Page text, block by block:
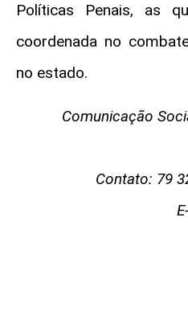
Políticas Penais, as
coordenada no
no estado.
Comunicação
Contato: 79